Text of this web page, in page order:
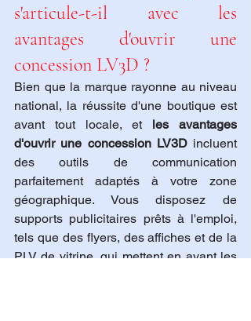
s'articule-t-il avec les
avantages d'ouvrir une
concession LV3D ?
Bien que la marque rayonne au niveau
national, la réussite d'une boutique est
avant tout locale, et les avantages
d'ouvrir une concession LV3D incluent
des outils de communication
parfaitement adaptés à votre zone
géographique. Vous disposez de
supports publicitaires prêts à l'emploi,
tels que des flyers, des affiches et de la
PLV de vitrine, qui mettent en avant les